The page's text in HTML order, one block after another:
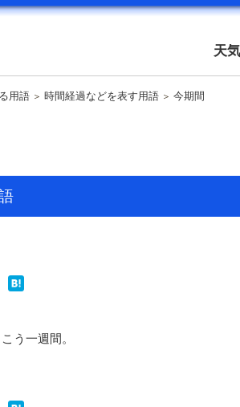
天
用語 時間経過などを表す用語 今期間
う一週間。